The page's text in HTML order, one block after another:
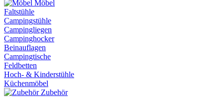
Möbel
Faltstühle
Campingstühle
Campingliegen
Campinghocker
Beinauflagen
Campingtische
Feldbetten
Hoch- & Kinderstühle
Küchenmöbel
Zubehör